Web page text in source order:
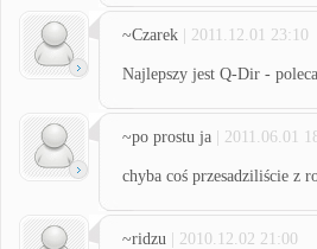
~Czarek | 2011.12.01 23:10
Najlepszy jest Q-Dir -
~po prostu ja | 2011.06.01
chyba coś przesadziliście z
~ridzu | 2010.12.02 21:00